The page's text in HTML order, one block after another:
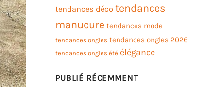
tendances déco tendances
manucure tendances mode
tendances ongles tendances ongles 2026
tendances ongles été élégance
PUBLIÉ RÉCEMMENT